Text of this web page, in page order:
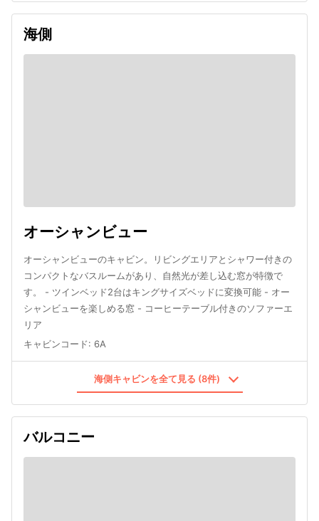
海側
オーシャンビュー
オーシャンビューのキャビン。リビングエリアとシャワー付きの
コンパクトなバスルームがあり、自然光が差し込む窓が特徴で
す。 - ツインベッド2台はキングサイズベッドに変換可能 - オー
シャンビューを楽しめる窓 - コーヒーテーブル付きのソファーエ
リア
キャビンコード: 6A
海側キャビンを全て見る (8件)
バルコニー